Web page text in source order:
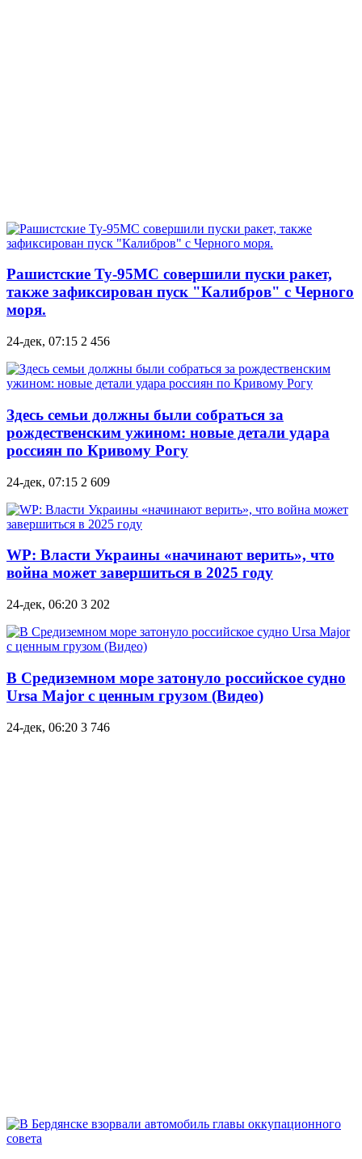
Рашистские Ту-95МС совершили пуски ракет,
также зафиксирован пуск "Калибров" с Черного
моря.
24-дек, 07:15 2 456
Здесь семьи должны были собраться за
рождественским ужином: новые детали удара
россиян по Кривому Рогу
24-дек, 07:15 2 609
WP: Власти Украины «начинают верить», что
война может завершиться в 2025 году
24-дек, 06:20 3 202
В Средиземном море затонуло российское судно
Ursa Major с ценным грузом (Видео)
24-дек, 06:20 3 746